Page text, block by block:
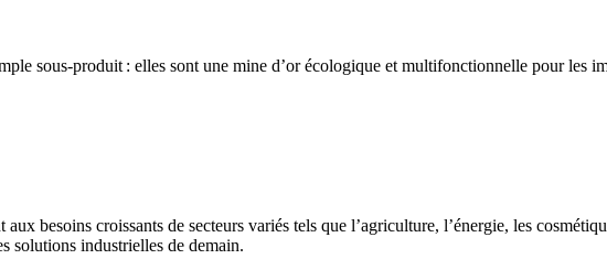
sous-produit : elles sont une mine d’or écologique et multifonctionnelle pour les
besoins croissants de secteurs variés tels que l’agriculture, l’énergie, les
solutions industrielles de demain.